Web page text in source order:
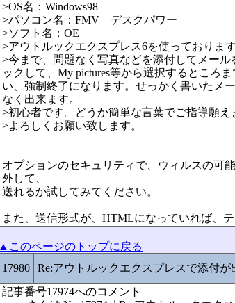
>OS名：Windows98
>パソコン名：FMV デスクパワー
>ソフト名：OE
>アウトルックエクスプレス6を使っております
>今まで、問題なく写真などを添付してメー
ックして、My pictures等から選択するところ
い、強制終了になります。せっかく書いたメ
なく出来ます。
>初心者です。どうか簡単な言葉でご指導願え
>よろしくお願い致します。
オプションのセキュリティで、ウィルスの可
外して、
送れるか試してみてください。
また、送信形式が、HTMLになっていれば、
▲このページのトップに戻る
17980
Re:アウトルックエクスプレスで添付が
記事番号17974へのコメント